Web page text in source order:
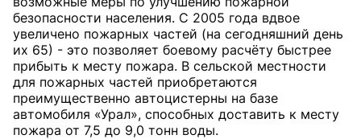
безопасности населения. С 2005 года вдвое
увеличено пожарных частей (на сегодняшний день
их 65) - это позволяет боевому расчёту быстрее
прибыть к месту пожара. В сельской местности
для пожарных частей приобретаются
преимущественно автоцистерны на базе
автомобиля «Урал», способных доставить к месту
пожара от 7,5 до 9,0 тонн воды.